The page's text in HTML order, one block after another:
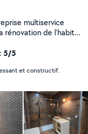
multiservice
rénovation de l'habitat
particuliers ,
5/5
et constructif.